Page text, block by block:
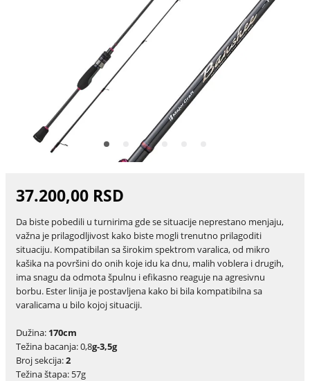
37.200,00 RSD
Da biste pobedili u turnirima gde se situacije neprestano menjaju,
važna je prilagodljivost kako biste mogli trenutno prilagoditi
situaciju. Kompatibilan sa širokim spektrom varalica, od mikro
kašika na površini do onih koje idu ka dnu, malih voblera i drugih,
ima snagu da odmota špulnu i efikasno reaguje na agresivnu
borbu. Ester linija je postavljena kako bi bila kompatibilna sa
varalicama u bilo kojoj situaciji.
Dužina: 170cm
Težina bacanja: 0,8g-3,5g
Broj sekcija:2
Težina štapa: 57g